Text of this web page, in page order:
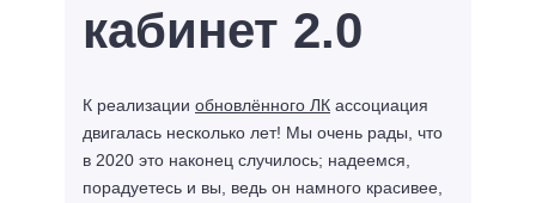
кабинет 2.0
К реализации обновлённого ЛК ассоциация
двигалась несколько лет! Мы очень рады, что
в 2020 это наконец случилось; надеемся,
порадуетесь и вы, ведь он намного красивее,